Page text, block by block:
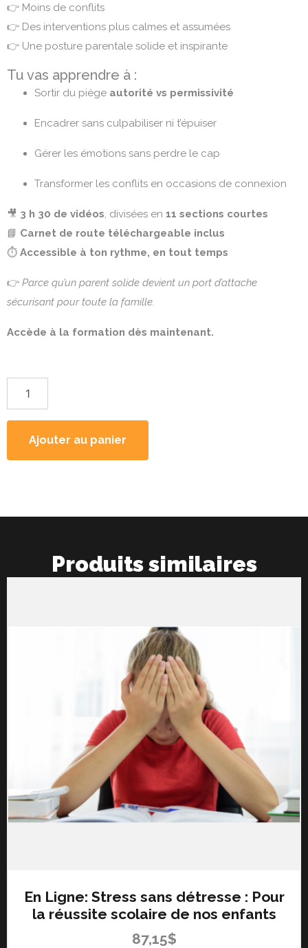
👉 Moins de conflits
👉 Des interventions plus calmes et assumées
👉 Une posture parentale solide et inspirante
Tu vas apprendre à :
Sortir du piège autorité vs permissivité
Encadrer sans culpabiliser ni t’épuiser
Gérer les émotions sans perdre le cap
Transformer les conflits en occasions de connexion
🎥 3 h 30 de vidéos, divisées en 11 sections courtes
📘 Carnet de route téléchargeable inclus
⏱️ Accessible à ton rythme, en tout temps
👉 Parce qu’un parent solide devient un port d’attache
sécurisant pour toute la famille.
Accède à la formation dès maintenant.
Ajouter au panier
Produits similaires
En Ligne: Stress sans détresse : Pour
la réussite scolaire de nos enfants
87,15$